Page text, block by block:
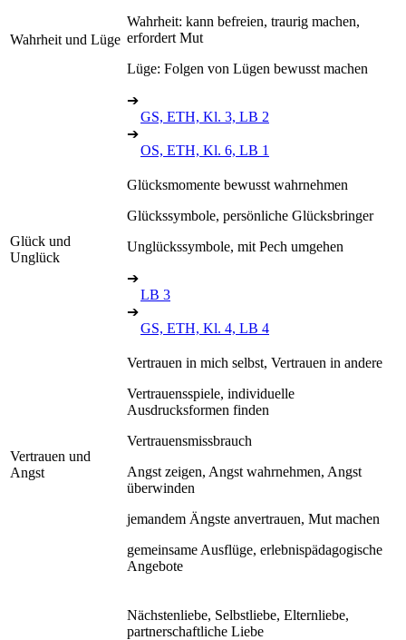
Wahrheit und Lüge
Wahrheit: kann befreien, traurig machen,
erfordert Mut
Lüge: Folgen von Lügen bewusst machen
➔
GS, ETH, Kl. 3, LB 2
➔
OS, ETH, Kl. 6, LB 1
Glück und
Unglück
Glücksmomente bewusst wahrnehmen
Glückssymbole, persönliche Glücksbringer
Unglückssymbole, mit Pech umgehen
➔
LB 3
➔
GS, ETH, Kl. 4, LB 4
Vertrauen und
Angst
Vertrauen in mich selbst, Vertrauen in andere
Vertrauensspiele, individuelle
Ausdrucksformen finden
Vertrauensmissbrauch
Angst zeigen, Angst wahrnehmen, Angst
überwinden
jemandem Ängste anvertrauen, Mut machen
gemeinsame Ausflüge, erlebnispädagogische
Angebote
Nächstenliebe, Selbstliebe, Elternliebe,
partnerschaftliche Liebe